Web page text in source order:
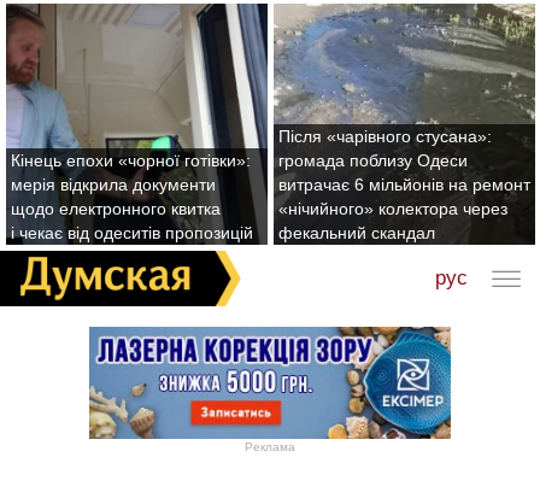
Кінець епохи «чорної готівки»:
мерія відкрила документи
щодо електронного квитка
і чекає від одеситів пропозицій
Після «чарівного стусана»:
громада поблизу Одеси
витрачає 6 мільйонів на ремонт
«нічийного» колектора через
фекальний скандал
рус
Реклама